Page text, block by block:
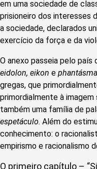
em uma sociedade de
prisioneiro dos interesses
a sociedade, declarados
exercício da força e da
O anexo passeia pelo
eidolon, eikon e phantásma
gregas, que
primordialmente à
também uma família de
espetáculo. Além do
conhecimento: o
empirismo e racionalismo
O primeiro capítulo –